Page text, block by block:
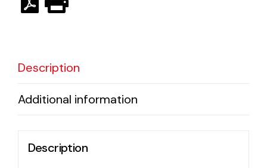
Solar lighting
Description
Additional information
Description